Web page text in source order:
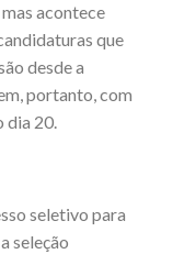
acontece
que
desde a
portanto, com
dia 20.
seletivo para
seleção